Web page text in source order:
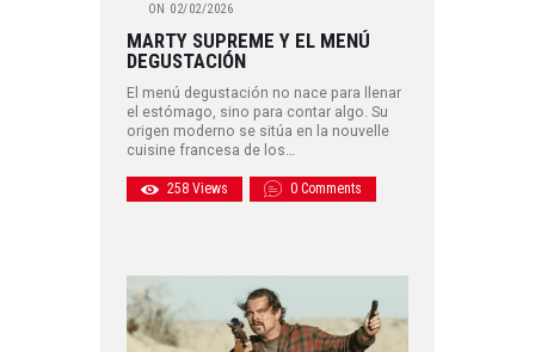
ON 02/02/2026
MARTY SUPREME Y EL MENÚ
DEGUSTACIÓN
El menú degustación no nace para llenar
el estómago, sino para contar algo. Su
origen moderno se sitúa en la nouvelle
cuisine francesa de los…
258 Views 0 Comments